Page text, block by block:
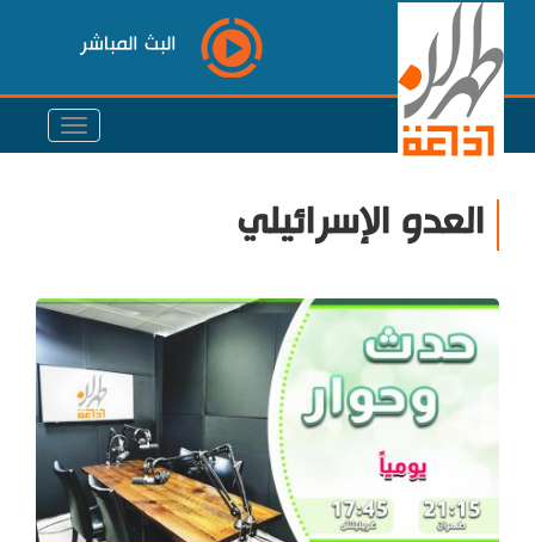
البث المباشر
العدو الإسرائيلي